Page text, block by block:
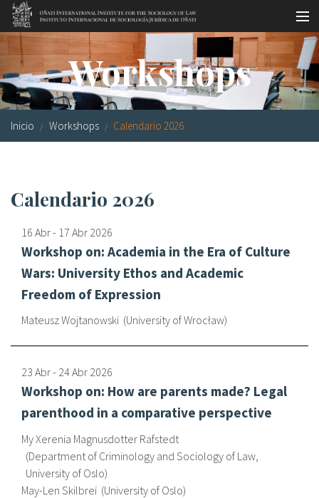
Pasar al contenido principal
Master oficial
Workshops
Visitas
Biblioteca
Sociología jurídica
Becas
Investigación
Equipo
Residencia Antia
FAQ
Oñati
Calendario
Workshops
Inicio Workshops Calendario 2026
Calendario 2026
16 Abr- 17 Abr 2026
Workshop on: Academia in the Era of Culture
Wars: University Ethos and Academic
Freedom of Expression
Mateusz Wojtanowski University of Wrocław
23 Abr- 24 Abr 2026
Workshop on: How are parents made? Legal
parenthood in a comparative perspective
My Xerenia Magnusdotter Rafstedt
Department of Criminology and Sociology of Law,
University of Oslo
May-Len Skilbrei University of Oslo